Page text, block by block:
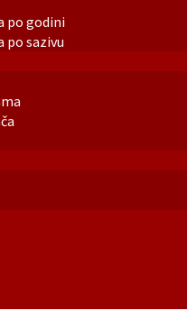
po godini
po sazivu